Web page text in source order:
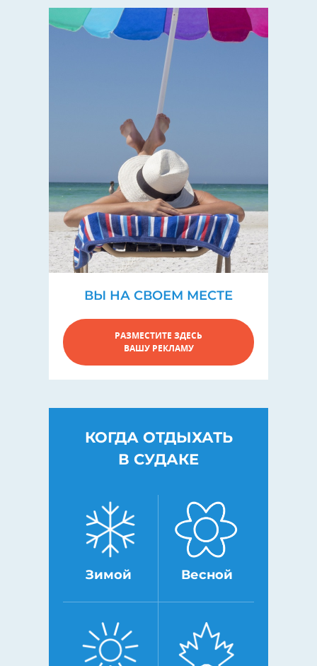
ВЫ НА СВОЕМ МЕСТЕ
РАЗМЕСТИТЕ ЗДЕСЬ
ВАШУ РЕКЛАМУ
КОГДА ОТДЫХАТЬ
В СУДАКЕ
Зимой Весной